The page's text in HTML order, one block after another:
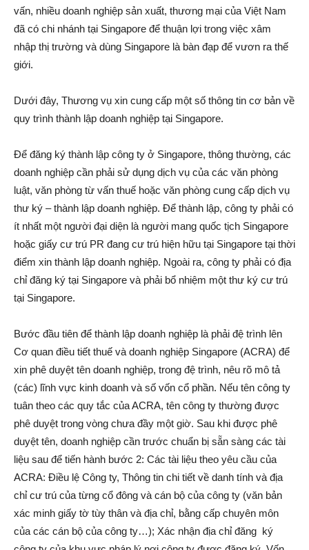
vấn, nhiều doanh nghiệp sản xuất, thương mại của Việt Nam
đã có chi nhánh tại Singapore để thuận lợi trong việc xâm
nhập thị trường và dùng Singapore là bàn đạp để vươn ra thế
giới.
Dưới đây, Thương vụ xin cung cấp một số thông tin cơ bản về
quy trình thành lập doanh nghiệp tại Singapore.
Để đăng ký thành lập công ty ở Singapore, thông thường, các
doanh nghiệp cần phải sử dụng dịch vụ của các văn phòng
luật, văn phòng từ vấn thuế hoặc văn phòng cung cấp dịch vụ
thư ký – thành lập doanh nghiệp. Để thành lập, công ty phải có
ít nhất một người đại diện là người mang quốc tịch Singapore
hoặc giấy cư trú PR đang cư trú hiện hữu tại Singapore tại thời
điểm xin thành lập doanh nghiệp. Ngoài ra, công ty phải có địa
chỉ đăng ký tại Singapore và phải bổ nhiệm một thư ký cư trú
tại Singapore.
Bước đầu tiên để thành lập doanh nghiệp là phải đệ trình lên
Cơ quan điều tiết thuế và doanh nghiệp Singapore (ACRA) để
xin phê duyệt tên doanh nghiệp, trong đệ trình, nêu rõ mô tả
(các) lĩnh vực kinh doanh và số vốn cổ phần. Nếu tên công ty
tuân theo các quy tắc của ACRA, tên công ty thường được
phê duyệt trong vòng chưa đầy một giờ. Sau khi được phê
duyệt tên, doanh nghiệp cần trước chuẩn bị sẵn sàng các tài
liệu sau để tiến hành bước 2: Các tài liệu theo yêu cầu của
ACRA: Điều lệ Công ty, Thông tin chi tiết về danh tính và địa
chỉ cư trú của từng cổ đông và cán bộ của công ty (văn bản
xác minh giấy tờ tùy thân và địa chỉ, bằng cấp chuyên môn
của các cán bộ của công ty…); Xác nhận địa chỉ đăng ký